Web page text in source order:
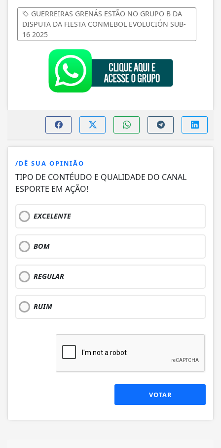
GUERREIRAS GRENÁS ESTÃO NO GRUPO B DA
DISPUTA DA FIESTA CONMEBOL EVOLUCIÓN SUB-
16 2025
/DÊ SUA OPINIÃO
TIPO DE CONTÉUDO E QUALIDADE DO CANAL
ESPORTE EM AÇÃO!
EXCELENTE
BOM
REGULAR
RUIM
VOTAR